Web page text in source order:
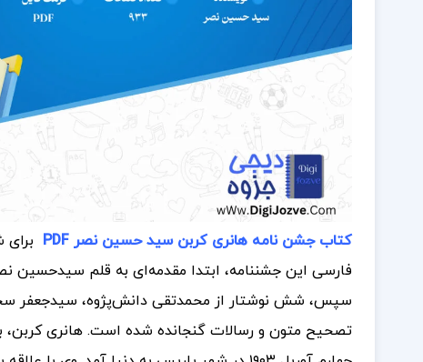
کتاب جشن نامه هانری کربن سید حسین نصر PDF
فارسی این جشننامه، ابتدا مقدمه‌ای به قلم سیدحسین
سپس، شش نوشتار از محمدتقی دانش‌پژوه، سیدجعفر
تصحیح متون و رسالات گنجانده شده است.هانری